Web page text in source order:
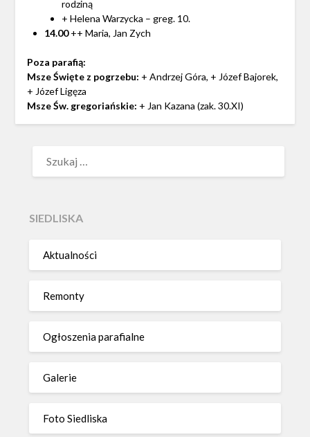
rodziną
+ Helena Warzycka – greg. 10.
14.00++ Maria, Jan Zych
Poza parafią:
Msze Święte z pogrzebu: + Andrzej Góra, + Józef Bajorek,
+ Józef Ligęza
Msze Św. gregoriańskie: + Jan Kazana (zak. 30.XI)
SIEDLISKA
Aktualności
Remonty
Ogłoszenia parafialne
Galerie
Foto Siedliska